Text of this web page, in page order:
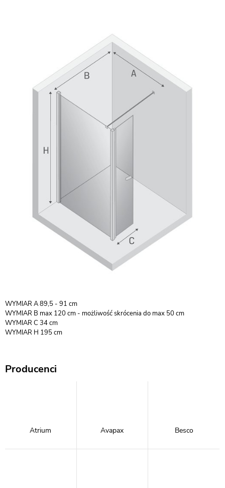
WYMIAR A 89,5 - 91 cm
WYMIAR B max 120 cm - możliwość skrócenia do max 50 cm
WYMIAR C 34 cm
WYMIAR H 195 cm
Producenci
Atrium Avapax Besco